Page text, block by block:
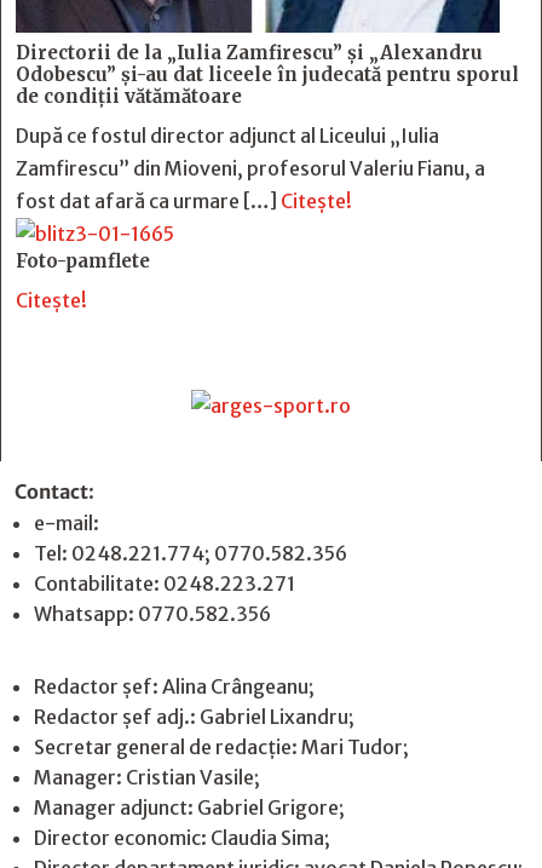
Directorii de la „Iulia Zamfirescu” și „Alexandru
Odobescu” și-au dat liceele în judecată pentru sporul
de condiții vătămătoare
După ce fostul director adjunct al Liceului „Iulia
Zamfirescu” din Mioveni, profesorul Valeriu Fianu, a
fost dat afară ca urmare […] Citește!
Foto-pamflete
Citește!
Contact:
e-mail:
Tel: 0248.221.774; 0770.582.356
Contabilitate: 0248.223.271
Whatsapp: 0770.582.356
Redactor șef: Alina Crângeanu;
Redactor șef adj.: Gabriel Lixandru;
Secretar general de redacție: Mari Tudor;
Manager: Cristian Vasile;
Manager adjunct: Gabriel Grigore;
Director economic: Claudia Sima;